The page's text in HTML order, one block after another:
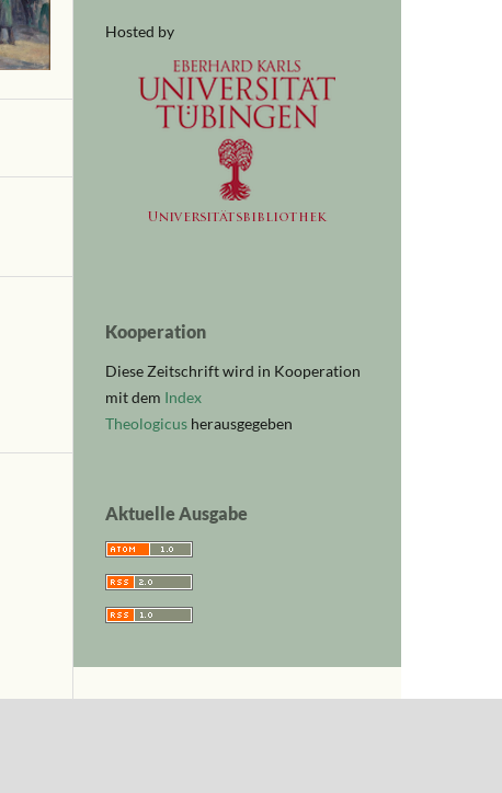
Hosted by
Kooperation
Diese Zeitschrift wird in Kooperation
mit dem Index
Theologicus herausgegeben
Aktuelle Ausgabe